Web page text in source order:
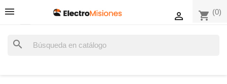
shopping_cart (0)

search